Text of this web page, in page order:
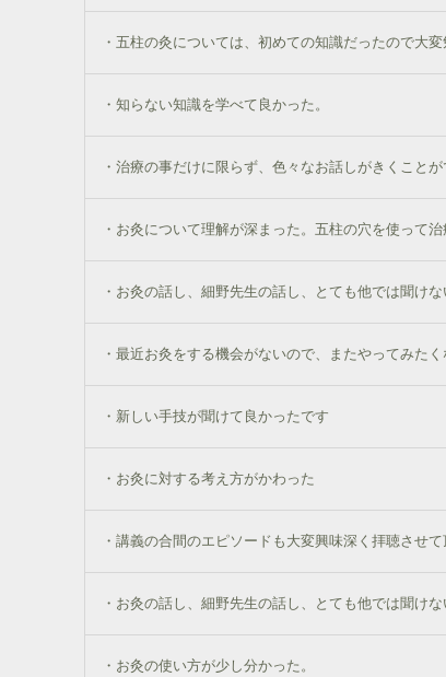
・五柱の灸については、初めての知識だったので大
・知らない知識を学べて良かった。
・治療の事だけに限らず、色々なお話しがきくことが
・お灸について理解が深まった。五柱の穴を使って治
・お灸の話し、細野先生の話し、とても他では聞け
・最近お灸をする機会がないので、またやってみた
・新しい手技が聞けて良かったです
・お灸に対する考え方がかわった
・講義の合間のエピソードも大変興味深く拝聴させ
・お灸の話し、細野先生の話し、とても他では聞け
・お灸の使い方が少し分かった。